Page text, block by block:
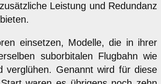
Leistung und Redundanz
einsetzen, Modelle, die in ihrer
suborbitalen Flugbahn wie
verglühen. Genannt wird für diese